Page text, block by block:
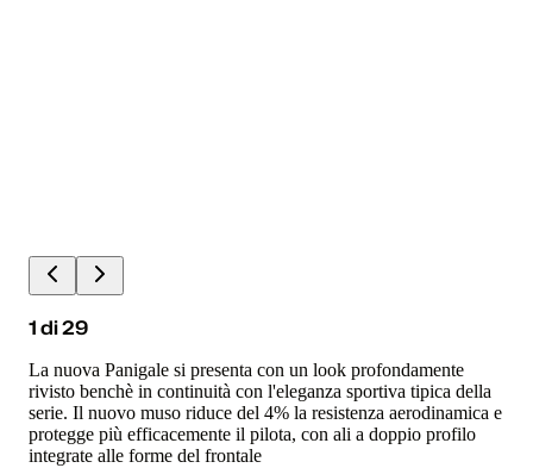
1di29
La nuova Panigale si presenta con un look profondamente
rivisto benchè in continuità con l'eleganza sportiva tipica della
serie. Il nuovo muso riduce del 4% la resistenza aerodinamica e
protegge più efficacemente il pilota, con ali a doppio profilo
integrate alle forme del frontale